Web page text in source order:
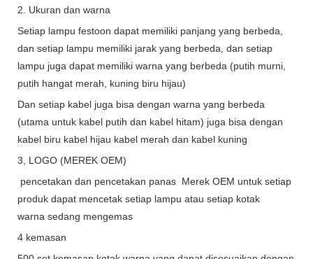
2. Ukuran dan warna
Setiap lampu festoon dapat memiliki panjang yang berbeda,
dan setiap lampu memiliki jarak yang berbeda, dan setiap
lampu juga dapat memiliki warna yang berbeda (putih murni,
putih hangat merah, kuning biru hijau)
Dan setiap kabel juga bisa dengan warna yang berbeda
(utama untuk kabel putih dan kabel hitam) juga bisa dengan
kabel biru kabel hijau kabel merah dan kabel kuning
3, LOGO (MEREK OEM)
pencetakan dan pencetakan panas Merek OEM untuk setiap
produk dapat mencetak setiap lampu atau setiap kotak
warna sedang mengemas
4 kemasan